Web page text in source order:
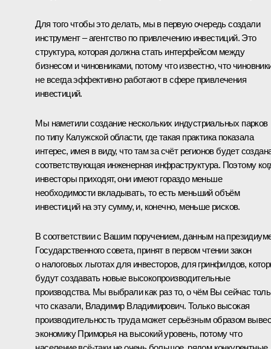
Для того чтобы это делать, мы в первую очередь создали
инструмент – агентство по привлечению инвестиций. Это
структура, которая должна стать интерфейсом между
бизнесом и чиновниками, потому что известно, что
не всегда эффективно работают в сфере привлечения
инвестиций.
Мы наметили создание нескольких индустриальных парков
по типу Калужской области, где такая практика показала
интерес, имея в виду, что там за счёт регионов будет
соответствующая инженерная инфраструктура. Поэтому
инвесторы приходят, они имеют гораздо меньше
необходимости вкладывать, то есть меньший объём
инвестиций на эту сумму, и, конечно, меньше рисков.
В соответствии с Вашим поручением, данным на
Государственного совета, принят в первом чтении закон
о налоговых льготах для инвесторов, для гринфилдов,
будут создавать новые высокопроизводительные
производства. Мы выбрали как раз то, о чём Вы сейчас
что сказали, Владимир Владимирович. Только высокая
производительность труда может серьёзным образом
экономику Приморья на высокий уровень, потому что